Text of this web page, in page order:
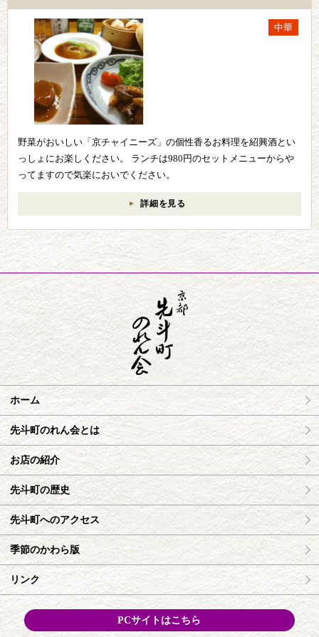
中華
野菜がおいしい「京チャイニーズ」の個性香るお料理を紹興酒とい
っしょにお楽しください。 ランチは980円のセットメニューからや
ってますので気楽においでください。
詳細を見る
ホーム
先斗町のれん会とは
お店の紹介
先斗町の歴史
先斗町へのアクセス
季節のかわら版
リンク
PCサイトはこちら